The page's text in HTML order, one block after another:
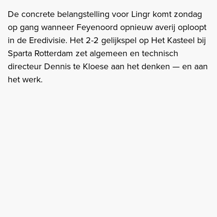
De concrete belangstelling voor Lingr komt zondag
op gang wanneer Feyenoord opnieuw averij oploopt
in de Eredivisie. Het 2-2 gelijkspel op Het Kasteel bij
Sparta Rotterdam zet algemeen en technisch
directeur Dennis te Kloese aan het denken — en aan
het werk.